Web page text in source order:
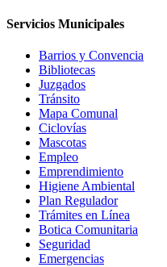
Servicios Municipales
Barrios y Convencia
Bibliotecas
Juzgados
Tránsito
Mapa Comunal
Ciclovías
Mascotas
Empleo
Emprendimiento
Higiene Ambiental
Plan Regulador
Trámites en Línea
Botica Comunitaria
Seguridad
Emergencias